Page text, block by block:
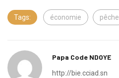
Tags: économie pêche
Papa Code NDOYE
http://bie.cciad.sn